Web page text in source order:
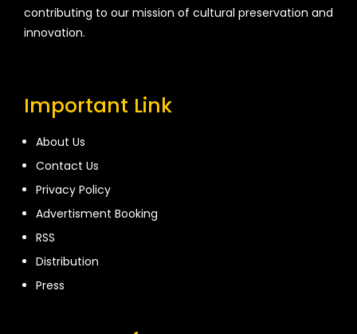
contributing to our mission of cultural preservation and
innovation.
Important Link
About Us
Contact Us
Privacy Policy
Advertisment Booking
RSS
Distribution
Press